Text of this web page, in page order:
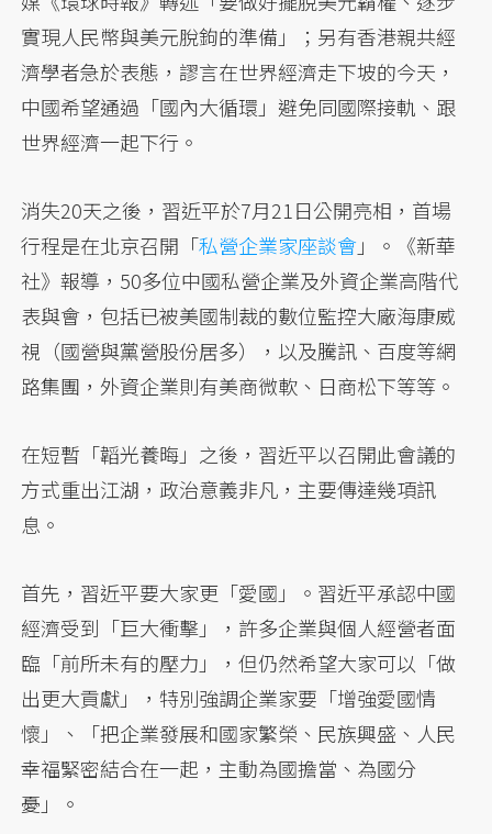
實現人民幣與美元脫鉤的準備」；另有香港親共經
濟學者急於表態，謬言在世界經濟走下坡的今天，
中國希望通過「國內大循環」避免同國際接軌、跟
世界經濟一起下行。
消失20天之後，習近平於7月21日公開亮相，首場
行程是在北京召開「私營企業家座談會」。《新華
社》報導，50多位中國私營企業及外資企業高階代
表與會，包括已被美國制裁的數位監控大廠海康威
視（國營與黨營股份居多），以及騰訊、百度等網
路集團，外資企業則有美商微軟、日商松下等等。
在短暫「韜光養晦」之後，習近平以召開此會議的
方式重出江湖，政治意義非凡，主要傳達幾項訊
息。
首先，習近平要大家更「愛國」。習近平承認中國
經濟受到「巨大衝擊」，許多企業與個人經營者面
臨「前所未有的壓力」，但仍然希望大家可以「做
出更大貢獻」，特別強調企業家要「增強愛國情
懷」、「把企業發展和國家繁榮、民族興盛、人民
幸福緊密結合在一起，主動為國擔當、為國分
憂」。